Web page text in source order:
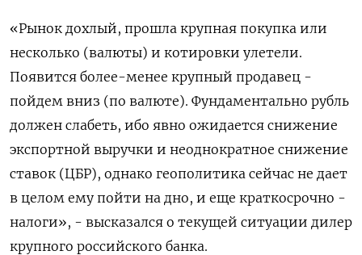
«Рынок дохлый, прошла крупная покупка или
несколько (валюты) и котировки улетели.
Появится более-менее крупный продавец -
пойдем вниз (по валюте). Фундаментально рубль
должен слабеть, ибо явно ожидается снижение
экспортной выручки и неоднократное снижение
ставок (ЦБР), однако геополитика сейчас не дает
в целом ему пойти на дно, и еще краткосрочно -
налоги», - высказался о текущей ситуации дилер
крупного российского банка.